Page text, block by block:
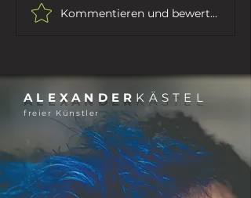
IHR SEID DAS VOLK ...
Kommentieren und bewerten...
ALEXANDER KÄSTEL
freier Künstler